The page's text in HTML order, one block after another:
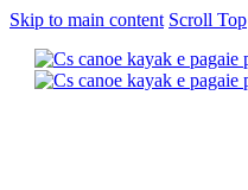
Skip to main content Scroll Top